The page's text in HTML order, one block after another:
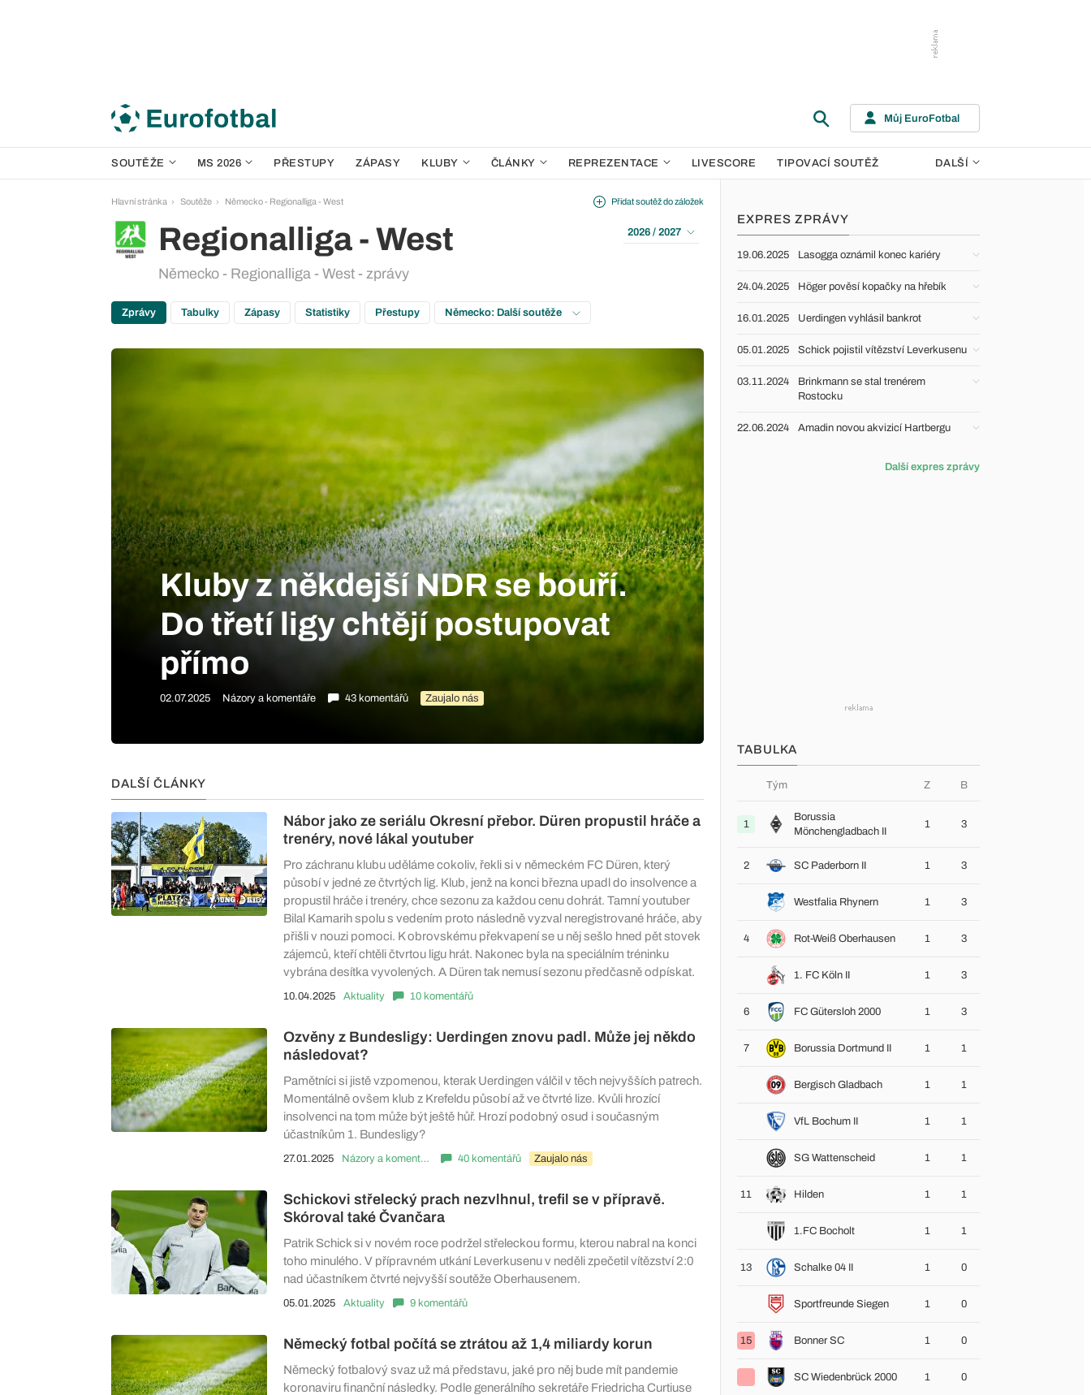
Můj EuroFotbal
SOUTĚŽE MS 2026 PŘESTUPY ZÁPASY KLUBY ČLÁNKY REPREZENTACE LIVESCORE TIPOVACÍ SOUTĚŽ DALŠÍ
Hlavní stránka Soutěže Německo - Regionalliga - West
Regionalliga - West
Německo - Regionalliga - West - zprávy
Přidat soutěž do záložek
2026 / 2027
Zprávy Tabulky Zápasy Statistiky Přestupy Německo: Další soutěže
Kluby z někdejší NDR se bouří.
Do třetí ligy chtějí postupovat
přímo
02.07.2025 Názory a komentáře 43 komentářů Zaujalo nás
DALŠÍ ČLÁNKY
Nábor jako ze seriálu Okresní přebor. Düren propustil hráče a
trenéry, nové lákal youtuber
Pro záchranu klubu uděláme cokoliv, řekli si v německém FC Düren, který
působí v jedné ze čtvrtých lig. Klub, jenž na konci března upadl do insolvence a
propustil hráče i trenéry, chce sezonu za každou cenu dohrát. Tamní youtuber
Bilal Kamarih spolu s vedením proto následně vyzval neregistrované hráče, aby
přišli v nouzi pomoci. K obrovskému překvapení se u něj sešlo hned pět stovek
zájemců, kteří chtěli čtvrtou ligu hrát. Nakonec byla na speciálním tréninku
vybrána desítka vyvolených. A Düren tak nemusí sezonu předčasně odpískat.
10.04.2025 Aktuality 10 komentářů
Ozvěny z Bundesligy: Uerdingen znovu padl. Může jej někdo
následovat?
Pamětníci si jistě vzpomenou, kterak Uerdingen válčil v těch nejvyšších patrech.
Momentálně ovšem klub z Krefeldu působí až ve čtvrté lize. Kvůli hrozící
insolvenci na tom může být ještě hůř. Hrozí podobný osud i současným
účastníkům 1. Bundesligy?
27.01.2025 Názory a komentáře 40 komentářů Zaujalo nás
Schickovi střelecký prach nezvlhnul, trefil se v přípravě.
Skóroval také Čvančara
Patrik Schick si v novém roce podržel střeleckou formu, kterou nabral na konci
toho minulého. V přípravném utkání Leverkusenu v neděli zpečetil vítězství 2:0
nad účastníkem čtvrté nejvyšší soutěže Oberhausenem.
05.01.2025 Aktuality 9 komentářů
Německý fotbal počítá se ztrátou až 1,4 miliardy korun
Německý fotbalový svaz už má představu, jaké pro něj bude mít pandemie
koronaviru finanční následky. Podle generálního sekretáře Friedricha Curtiuse
EXPRES ZPRÁVY
19.06.2025 Lasogga oznámil konec kariéry
24.04.2025 Höger pověsí kopačky na hřebík
16.01.2025 Uerdingen vyhlásil bankrot
05.01.2025 Schick pojistil vítězství Leverkusenu
03.11.2024
Brinkmann se stal trenérem
Rostocku
22.06.2024 Amadin novou akvizicí Hartbergu
Další expres zprávy
TABULKA
Tým Z B
1
Borussia
Mönchengladbach II
1 3
2 SC Paderborn II 1 3
Westfalia Rhynern 1 3
4 Rot-Weiß Oberhausen 1 3
1. FC Köln II 1 3
6 FC Gütersloh 2000 1 3
7 Borussia Dortmund II 1 1
Bergisch Gladbach 1 1
VfL Bochum II 1 1
SG Wattenscheid 1 1
11 Hilden 1 1
1.FC Bocholt 1 1
13 Schalke 04 II 1 0
Sportfreunde Siegen 1 0
15 Bonner SC 1 0
SC Wiedenbrück 2000 1 0